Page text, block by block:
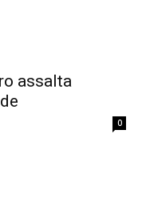
assalta
0